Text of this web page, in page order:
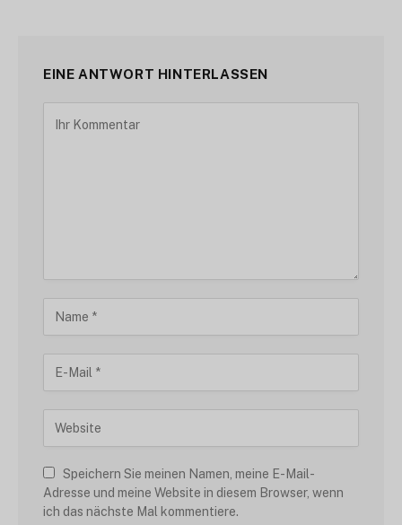
EINE ANTWORT HINTERLASSEN
Speichern Sie meinen Namen, meine E-Mail-
Adresse und meine Website in diesem Browser, wenn
ich das nächste Mal kommentiere.